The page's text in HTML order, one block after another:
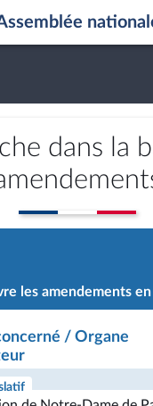
dans la
les amendements
/ Organe